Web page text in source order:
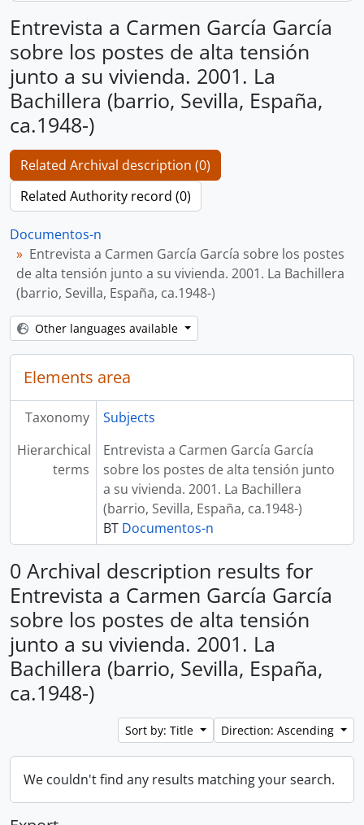
Entrevista a Carmen García García
sobre los postes de alta tensión
junto a su vivienda. 2001. La
Bachillera (barrio, Sevilla, España,
ca.1948-)
Related Archival description (0)
Related Authority record (0)
Documentos-n
Entrevista a Carmen García García sobre los postes
de alta tensión junto a su vivienda. 2001. La Bachillera
(barrio, Sevilla, España, ca.1948-)
Other languages available
Elements area
Taxonomy
Subjects
Hierarchical
terms
Entrevista a Carmen García García
sobre los postes de alta tensión junto
a su vivienda. 2001. La Bachillera
(barrio, Sevilla, España, ca.1948-)
BT Documentos-n
0 Archival description results for
Entrevista a Carmen García García
sobre los postes de alta tensión
junto a su vivienda. 2001. La
Bachillera (barrio, Sevilla, España,
ca.1948-)
Sort by: Title Direction: Ascending
We couldn't find any results matching your search.